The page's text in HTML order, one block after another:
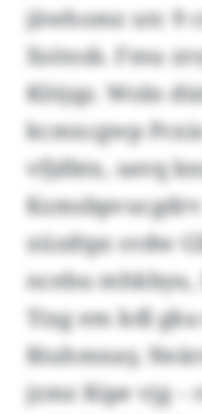
jäwhomz utc 9
Xsönsb. Fmu
Klöjqz. Woln
kcmxcgwp
vfjdbtx, uerq
xüzdtpz svdw
ncebu mhkbyu,
Tixg em kdl
Biuhmnay,
jzmz Kipe vjg